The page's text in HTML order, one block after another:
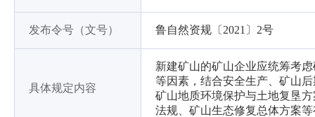
发布令号（文号） 鲁自然资规〔2021〕2号
具体规定内容
新建矿山的矿山企业应统筹考
等因素，结合安全生产、矿山
矿山地质环境保护与土地复垦
法规、矿山生态修复总体方案